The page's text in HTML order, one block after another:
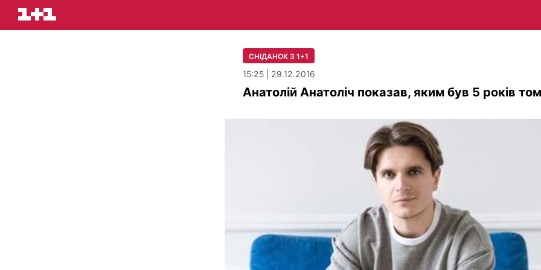
СНІДАНОК З 1+1
15:25 | 29.12.2016
Анатолій Анатоліч показав, яким був 5 років